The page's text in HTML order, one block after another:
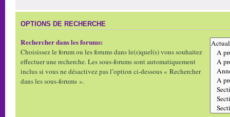
OPTIONS DE RECHERCHE
Rechercher dans les forums:
Choisissez le forum ou les forums dans le(s)quel(s) vous souhaitez
effectuer une recherche. Les sous-forums sont automatiquement
inclus si vous ne désactivez pas l’option ci-dessous « Rechercher
dans les sous-forums ».